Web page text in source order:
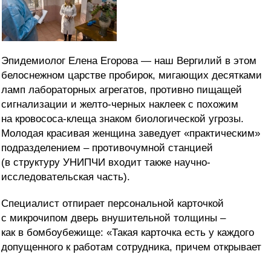
Эпидемиолог Елена Егорова — наш Вергилий в этом
белоснежном царстве пробирок, мигающих десятками
ламп лабораторных агрегатов, противно пищащей
сигнализации и желто-черных наклеек с похожим
на кровососа-клеща знаком биологической угрозы.
Молодая красивая женщина заведует «практическим»
подразделением – противочумной станцией
(в структуру УНИПЧИ входит также научно-
исследовательская часть).
Специалист отпирает персональной карточкой
с микрочипом дверь внушительной толщины –
как в бомбоубежище: «Такая карточка есть у каждого
допущенного к работам сотрудника, причем открывает